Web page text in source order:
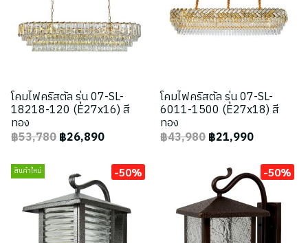
โคมไฟคริสตัล รุ่น 07-SL-
18218-120 (E27x16) สี
ทอง
฿53,780฿26,890
โคมไฟคริสตัล รุ่น 07-SL-
6011-1500 (E27x18) สี
ทอง
฿43,980฿21,990
สินค้าใหม่ -50% -50%